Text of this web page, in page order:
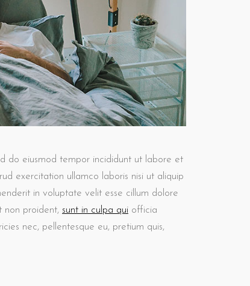
do eiusmod tempor incididunt ut labore et
exercitation ullamco laboris nisi ut aliquip
in voluptate velit esse cillum dolore
non proident, sunt in culpa qui officia
nec, pellentesque eu, pretium quis,